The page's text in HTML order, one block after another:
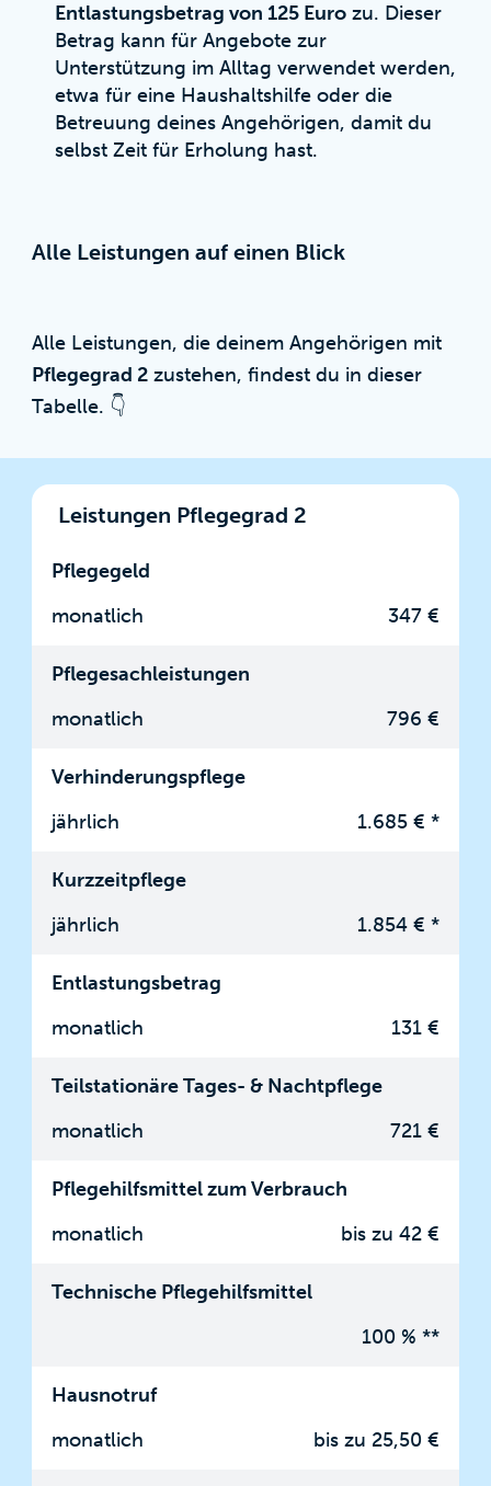
Entlastungsbetrag von 125 Eurozu. Dieser
Betrag kann für Angebote zur
Unterstützung im Alltag verwendet werden,
etwa für eine Haushaltshilfe oder die
Betreuung deines Angehörigen, damit du
selbst Zeit für Erholung hast.
Alle Leistungen auf einen Blick
Alle Leistungen, die deinem Angehörigen mit
Pflegegrad 2 zustehen, findest du in dieser
Tabelle. 👇
Leistungen Pflegegrad 2
Pflegegeld
monatlich
347 €
Pflegesachleistungen
monatlich
796 €
Verhinderungspflege
jährlich
1.685 € *
Kurzzeitpflege
jährlich
1.854 € *
Entlastungsbetrag
monatlich
131 €
Teilstationäre Tages- & Nachtpflege
monatlich
721 €
Pflegehilfsmittel zum Verbrauch
monatlich
bis zu 42 €
Technische Pflegehilfsmittel
100 % **
Hausnotruf
monatlich
bis zu 25,50 €